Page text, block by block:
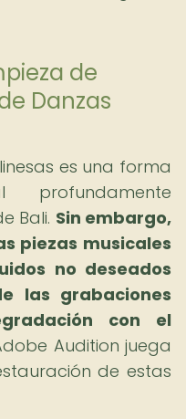
de
Danzas
es una forma
Bali. Sin embargo,
piezas musicales
no deseados
las grabaciones
con el
Audition juega
de estas